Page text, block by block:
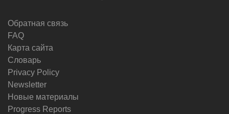
Обратная связь
FAQ
Карта сайта
Словарь
Privacy Policy
Newsletter
Новые материалы
Progress Reports